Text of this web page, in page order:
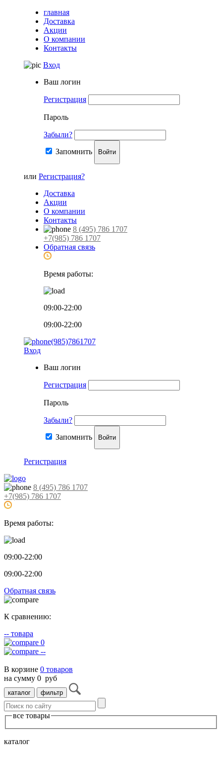
главная
Доставка
Акции
О компании
Контакты
Вход
Ваш логин
Регистрация
Пароль
Забыли?
Запомнить Войти
или Регистрация?
Доставка
Акции
О компании
Контакты
8 (495) 786 1707
+7(985) 786 1707
Обратная связь
Время работы:
09:00-22:00
09:00-22:00
(985)7861707
Вход
Ваш логин
Регистрация
Пароль
Забыли?
Запомнить Войти
Регистрация
8 (495) 786 1707
+7(985) 786 1707
Время работы:
09:00-22:00
09:00-22:00
Обратная связь
К сравнению:
-- товара
0
--
В корзине 0 товаров
на сумму 0 руб
каталог фильтр
все товары
каталог